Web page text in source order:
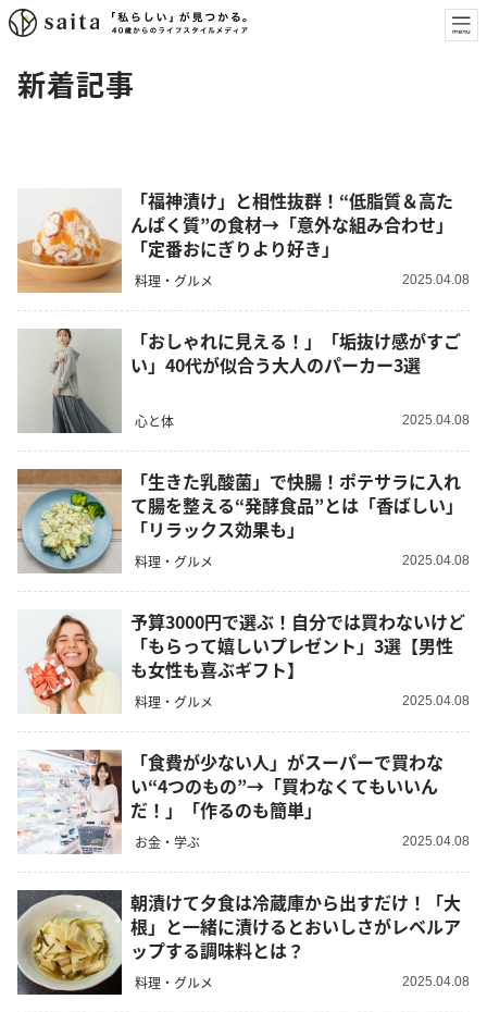
新着記事
「福神漬け」と相性抜群！“低脂質＆高た
んぱく質”の食材→「意外な組み合わせ」
「定番おにぎりより好き」
料理・グルメ 2025.04.08
「おしゃれに見える！」「垢抜け感がすご
い」40代が似合う大人のパーカー3選
心と体 2025.04.08
「生きた乳酸菌」で快腸！ポテサラに入れ
て腸を整える“発酵食品”とは「香ばしい」
「リラックス効果も」
料理・グルメ 2025.04.08
予算3000円で選ぶ！自分では買わないけど
「もらって嬉しいプレゼント」3選【男性
も女性も喜ぶギフト】
料理・グルメ 2025.04.08
「食費が少ない人」がスーパーで買わな
い“4つのもの”→「買わなくてもいいん
だ！」「作るのも簡単」
お金・学ぶ 2025.04.08
朝漬けて夕食は冷蔵庫から出すだけ！「大
根」と一緒に漬けるとおいしさがレベルア
ップする調味料とは？
料理・グルメ 2025.04.08